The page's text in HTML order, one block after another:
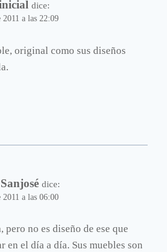
dice:
2011 a las 22:09
original como sus diseños
dice:
a las 06:00
no es diseño de ese que
en el día a día. Sus muebles son